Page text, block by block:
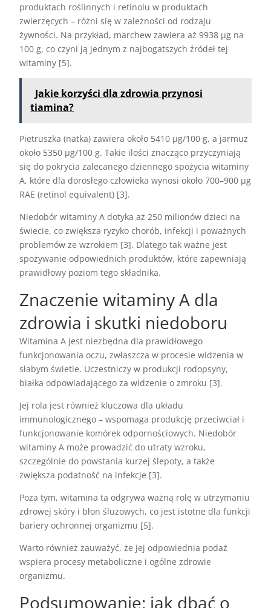
produktach roślinnych i retinolu w produktach
zwierzęcych – różni się w zależności od rodzaju
żywności. Na przykład, marchew zawiera aż 9938 µg na
100 g, co czyni ją jednym z najbogatszych źródeł tej
witaminy [5].
Jakie korzyści dla zdrowia przynosi
tiamina?
Pietruszka (natka) zawiera około 5410 µg/100 g, a jarmuż
około 5350 µg/100 g. Takie ilości znacząco przyczyniają
się do pokrycia zalecanego dziennego spożycia witaminy
A, które dla dorosłego człowieka wynosi około 700–900 µg
RAE (retinol equivalent) [3].
Niedobór witaminy A dotyka aż 250 milionów dzieci na
świecie, co zwiększa ryzyko chorób, infekcji i poważnych
problemów ze wzrokiem [3]. Dlatego tak ważne jest
spożywanie odpowiednich produktów, które zapewniają
prawidłowy poziom tego składnika.
Znaczenie witaminy A dla
zdrowia i skutki niedoboru
Witamina A jest niezbędna dla prawidłowego
funkcjonowania oczu, zwłaszcza w procesie widzenia w
słabym świetle. Uczestniczy w produkcji rodopsyny,
białka odpowiadającego za widzenie o zmroku [3].
Jej rola jest również kluczowa dla układu
immunologicznego – wspomaga produkcję przeciwciał i
funkcjonowanie komórek odpornościowych. Niedobór
witaminy A może prowadzić do utraty wzroku,
szczególnie do powstania kurzej ślepoty, a także
zwiększa podatność na infekcje [3].
Poza tym, witamina ta odgrywa ważną rolę w utrzymaniu
zdrowej skóry i błon śluzowych, co jest istotne dla funkcji
bariery ochronnej organizmu [5].
Warto również zauważyć, że jej odpowiednia podaż
wspiera procesy metaboliczne i ogólne zdrowie
organizmu.
Podsumowanie: jak dbać o